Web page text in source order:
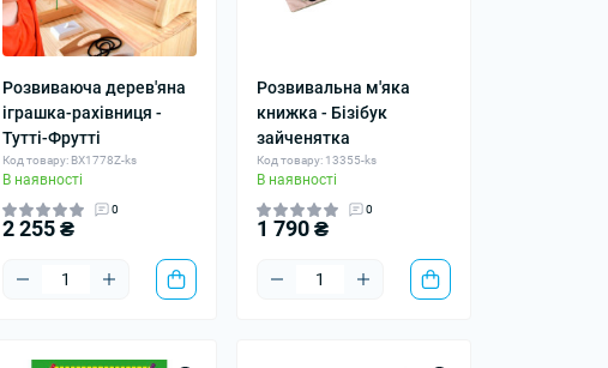
Розвиваюча дерев'яна
іграшка-рахівниця -
Тутті-Фрутті
Код товару: BX1778Z-ks
В наявності
0
2 255 ₴
Розвивальна м'яка
книжка - Бізібук
зайченятка
Код товару: 13355-ks
В наявності
0
1 790 ₴